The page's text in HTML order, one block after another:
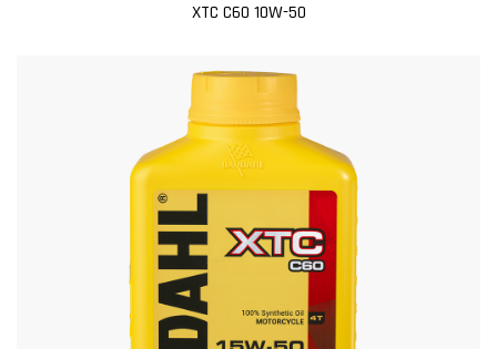
XTC C60 10W-50